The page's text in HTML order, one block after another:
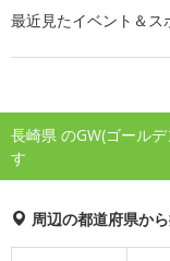
最近見たイベント＆ス
長崎県 のGW(ゴール
す
周辺の都道府県か